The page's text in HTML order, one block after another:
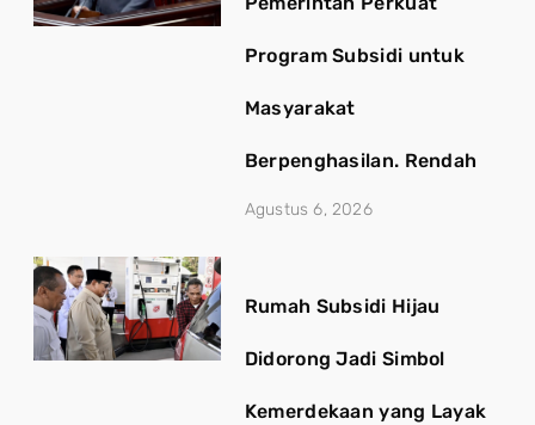
Program Subsidi untuk
Masyarakat
Berpenghasilan. Rendah
Agustus 6, 2026
Rumah Subsidi Hijau
Didorong Jadi Simbol
Kemerdekaan yang Layak